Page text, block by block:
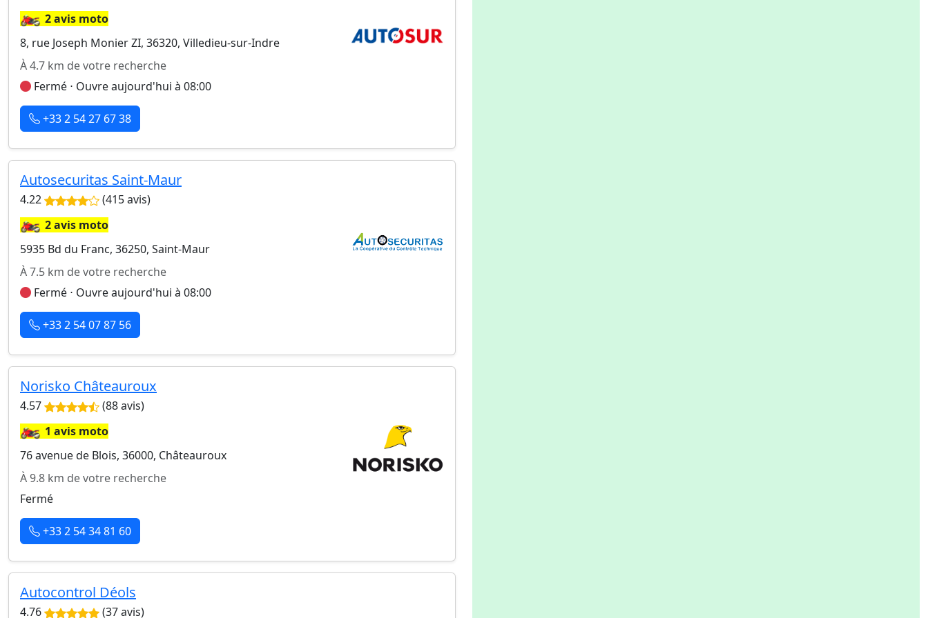
🏍️2 avis moto
8, rue Joseph Monier ZI, 36320, Villedieu-sur-Indre
À 4.7 km de votre recherche
Fermé ⋅ Ouvre aujourd'hui à 08:00
+33 2 54 27 67 38
Autosecuritas Saint-Maur
4.22 (415 avis)
🏍️2 avis moto
5935 Bd du Franc, 36250, Saint-Maur
À 7.5 km de votre recherche
Fermé ⋅ Ouvre aujourd'hui à 08:00
+33 2 54 07 87 56
Norisko Châteauroux
4.57 (88 avis)
🏍️1 avis moto
76 avenue de Blois, 36000, Châteauroux
À 9.8 km de votre recherche
Fermé
+33 2 54 34 81 60
Autocontrol Déols
4.76 (37 avis)